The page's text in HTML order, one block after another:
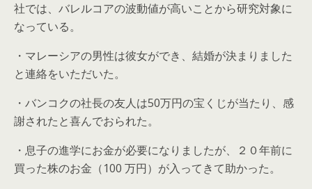
社では、バレルコアの波動値が高いことから研究対象に
なっている。
・マレーシアの男性は彼女ができ、結婚が決まりました
と連絡をいただいた。
・バンコクの社長の友人は50万円の宝くじが当たり、感
謝されたと喜んでおられた。
・息子の進学にお金が必要になりましたが、２０年前に
買った株のお金（100 万円）が入ってきて助かった。